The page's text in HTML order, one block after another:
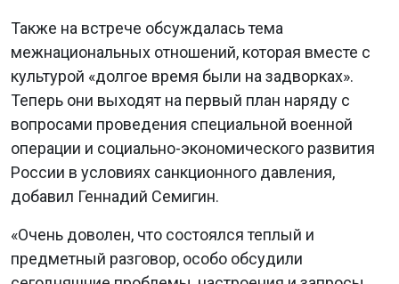
Также на встрече обсуждалась тема
межнациональных отношений, которая вместе с
культурой «долгое время были на задворках».
Теперь они выходят на первый план наряду с
вопросами проведения специальной военной
операции и социально-экономического развития
России в условиях санкционного давления,
добавил Геннадий Семигин.
«Очень доволен, что состоялся теплый и
предметный разговор, особо обсудили